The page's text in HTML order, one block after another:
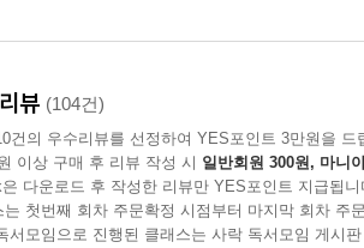
데이터는 어디서 확인할 수 있나? | 거래량
익률 높은 아파트 찾기
작할수록 유리하다!
당장 부동산 공부를 시작하라!
렘군이 지금껏 부동산 투자를 하면서
로 매도매수 타이밍 잡는 방법부터 신도
뷰 (104건)
건의 우수리뷰를 선정하여 YES포인트 3만원을 드
이상 구매 후 리뷰 작성 시 일반회원 300원, 마니
다운로드 후 작성한 리뷰만 YES포인트 지급됩니
는 첫번째 회차 주문확정 시점부터 마지막 회차 주
서모임으로 진행된 클래스는 사락 독서모임 게시